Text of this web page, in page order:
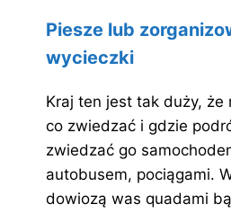
Piesze lub
wycieczki
Kraj ten jest tak duży, że
co zwiedzać i gdzie
zwiedzać go
autobusem, pociągami.
dowiozą was quadami